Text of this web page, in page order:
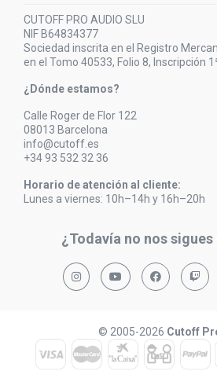
CUTOFF PRO AUDIO SLU
NIF B64834377
Sociedad inscrita en el Registro
en el Tomo 40533, Folio 8, Inscripción
¿Dónde estamos?
Calle Roger de Flor 122
08013 Barcelona
info@cutoff.es
+34 93 532 32 36
Horario de atención al cliente:
Lunes a viernes: 10h–14h y 16h–20h
¿Todavía no nos sigues
© 2005-2026 Cutoff